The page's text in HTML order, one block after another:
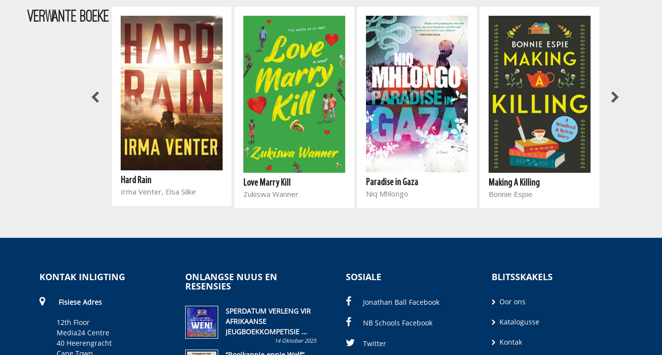
VERWANTE BOEKE
Hard Rain
Irma Venter, Elsa Silke
Love Marry Kill
Zukiswa Wanner
Paradise in Gaza
Niq Mhlongo
Making A Killing
Bonnie Espie
KONTAK INLIGTING
Fisiese Adres
12th Floor
Media24 Centre
40 Heerengracht
ONLANGSE NUUS EN
RESENSIES
SPERDATUM VERLENG VIR
AFRIKAANSE
JEUGBOEKKOMPETISIE
Skryf ’n jeugboek of
kinderboek en staan ’n
14 Oktober 2025
SOSIALE
Jonathan Ball Facebook
NB Schools Facebook
Twitter
BLITSSKAKELS
Oor ons
Katalogusse
Kontak